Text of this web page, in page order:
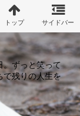
。ずっと笑って
で残りの人生を